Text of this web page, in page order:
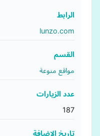
الرابط
lunzo.com
القسم
مواقع منوعة
عدد الزيارات
187
تاريخ الإضافة